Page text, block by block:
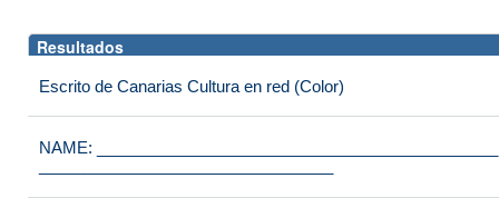
Resultados
Escrito de Canarias Cultura en red (Color)
NAME: